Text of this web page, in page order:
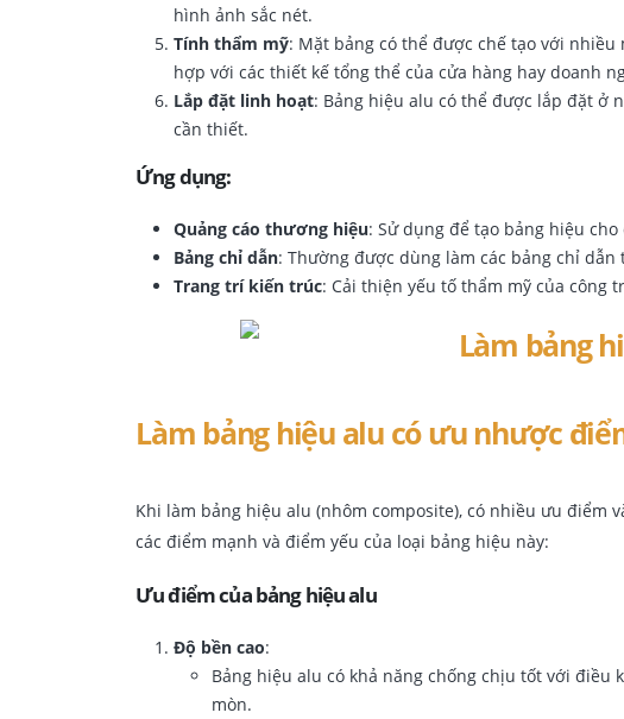
hình ảnh sắc nét.
Tính thẩm mỹ: Mặt bảng có thể được chế tạo với
hợp với các thiết kế tổng thể của cửa hàng hay doanh
Lắp đặt linh hoạt: Bảng hiệu alu có thể được lắp đặt ở
cần thiết.
Ứng dụng:
Quảng cáo thương hiệu: Sử dụng để tạo bảng hiệu
Bảng chỉ dẫn: Thường được dùng làm các bảng chỉ dẫn
Trang trí kiến trúc: Cải thiện yếu tố thẩm mỹ của công
Làm bảng hiệu alu có ưu nhược
Khi làm bảng hiệu alu (nhôm composite), có nhiều ưu điểm
các điểm mạnh và điểm yếu của loại bảng hiệu này:
Ưu điểm của bảng hiệu alu
Độ bền cao:
Bảng hiệu alu có khả năng chống chịu tốt với
mòn.